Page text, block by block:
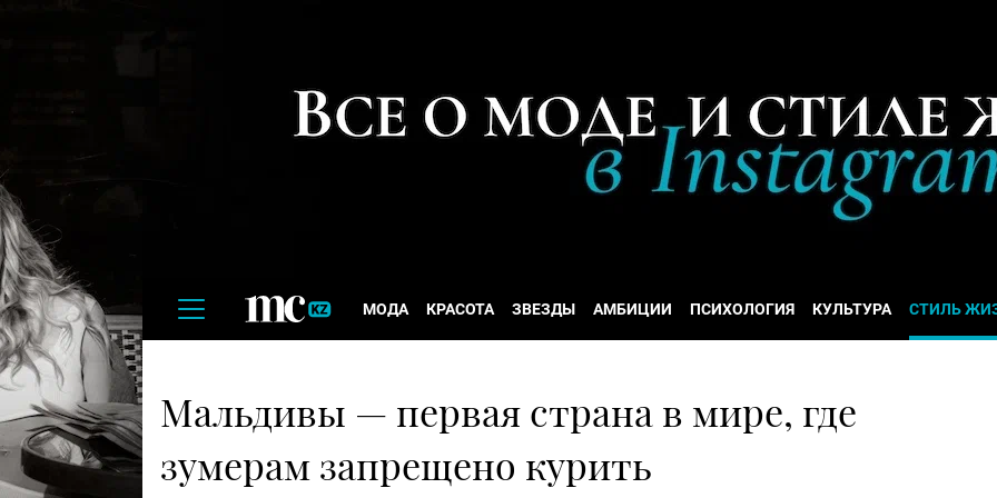
МОДА КРАСОТА ЗВЕЗДЫ АМБИЦИИ ПСИХОЛОГИЯ КУЛЬТУРА СТИЛЬ
Мальдивы — первая страна в мире, где
зумерам запрещено курить